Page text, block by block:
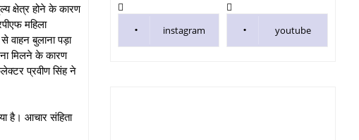
क्षेत्र होने के कारण
महिला
वाहन बुलाना पड़ा
मिलने के कारण
प्रवीण सिंह ने
है। आचार संहिता
instagram youtube